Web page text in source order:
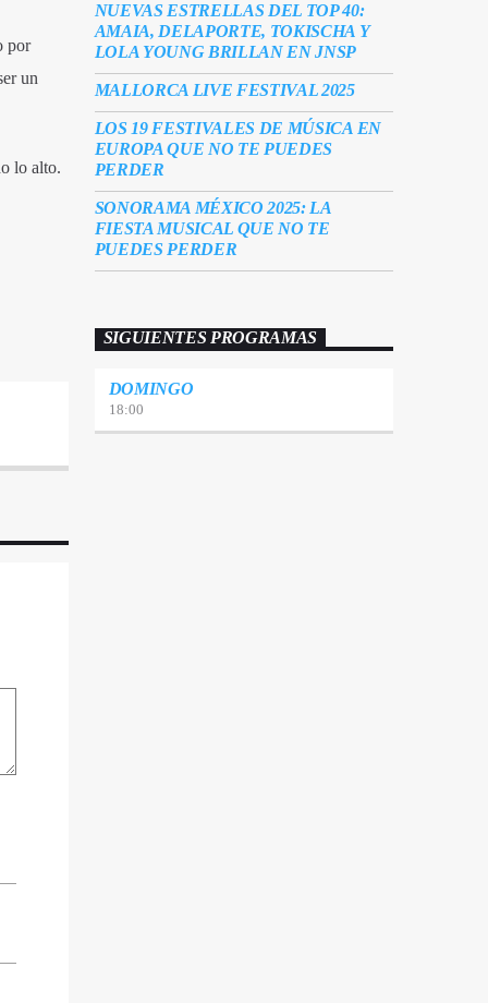
por
un
lo alto.
NUEVAS ESTRELLAS DEL TOP 40:
AMAIA, DELAPORTE, TOKISCHA Y
LOLA YOUNG BRILLAN EN JNSP
MALLORCA LIVE FESTIVAL 2025
LOS 19 FESTIVALES DE MÚSICA EN
EUROPA QUE NO TE PUEDES
PERDER
SONORAMA MÉXICO 2025: LA
FIESTA MUSICAL QUE NO TE
PUEDES PERDER
SIGUIENTES PROGRAMAS
DOMINGO
18:00